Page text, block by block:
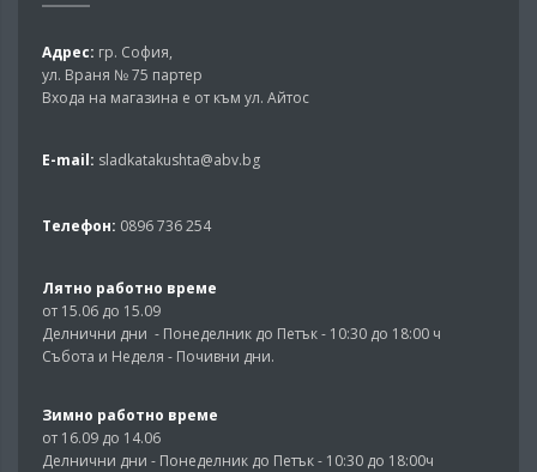
Адрес: гр. София,
ул. Враня № 75 партер
Входа на магазина е от към ул. Айтос
E-mail: sladkatakushta@abv.bg
Телефон: 0896 736 254
Лятно работно време
от 15.06 до 15.09
Делнични дни - Понеделник до Петък - 10:30 до 18:00 ч
Събота и Неделя - Почивни дни.
Зимно работно време
от 16.09 до 14.06
Делнични дни - Понеделник до Петък - 10:30 до 18:00ч